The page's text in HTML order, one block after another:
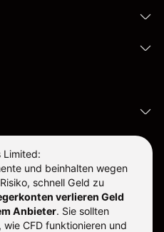
Limited:
und beinhalten wegen
schnell Geld zu
verlieren Geld
Anbieter. Sie sollten
CFD funktionieren und